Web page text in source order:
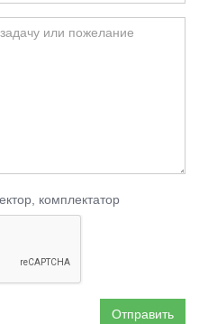
комплектатор
Отправить